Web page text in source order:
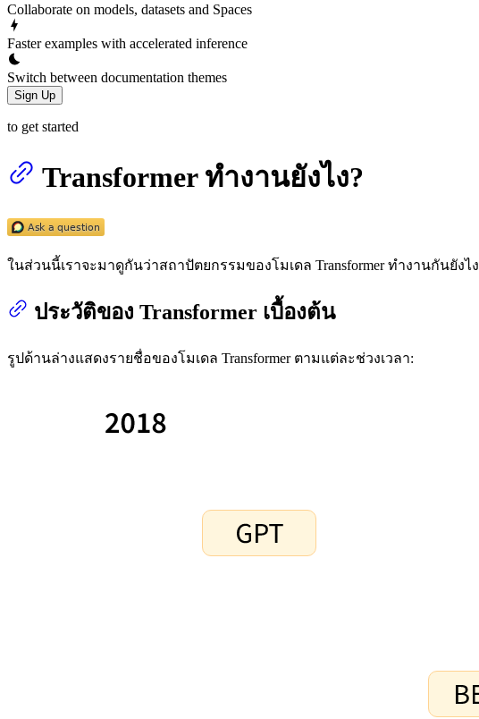
Collaborate on models, datasets and Spaces
Faster examples with accelerated inference
Switch between documentation themes
Sign Up
to get started
Transformer ทำงานยังไง?
ในส่วนนี้เราจะมาดูกันว่าสถาปัตยกรรมของโมเดล Transformer ทำงานกันยังไง
ประวัติของ Transformer เบื้องต้น
รูปด้านล่างแสดงรายชื่อของโมเดล Transformer ตามแต่ละช่วงเวลา: